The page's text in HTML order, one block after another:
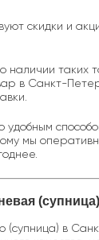
скидки и
наличии таких
в Санкт-
удобным
мы
(супница) в